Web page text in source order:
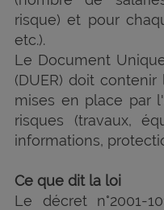
risque) et pour
etc.).
Le Document
(DUER) doit
mises en place par
risques (travaux,
informations,
Ce que dit la loi
Le décret n°2001-